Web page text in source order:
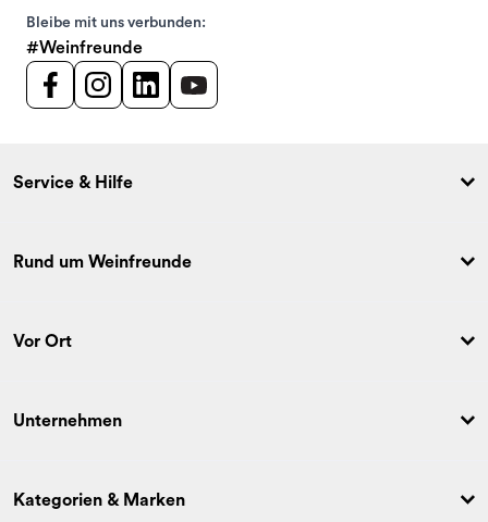
Bleibe mit uns verbunden:
#Weinfreunde
Service & Hilfe
Rund um Weinfreunde
Vor Ort
Unternehmen
Kategorien & Marken